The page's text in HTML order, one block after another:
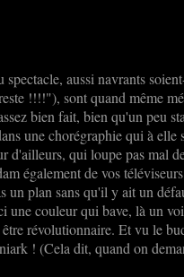
spectacle, aussi navrants
!!!!"), sont quand même
bien fait, bien qu'un peu
une chorégraphie qui à elle
d'ailleurs, qui loupe pas mal
également de vos
plan sans qu'il y ait un
couleur qui bave, là un
révolutionnaire. Et vu le
! (Cela dit, quand on